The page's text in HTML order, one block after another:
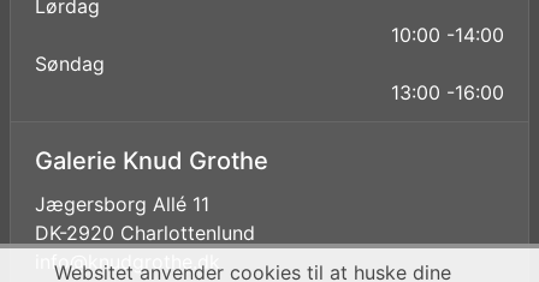
Lørdag
10:00 -14:00
Søndag
13:00 -16:00
Galerie Knud Grothe
Jægersborg Allé 11
DK-2920 Charlottenlund
info@knudgrothe.dk
Websitet anvender cookies til at huske dine